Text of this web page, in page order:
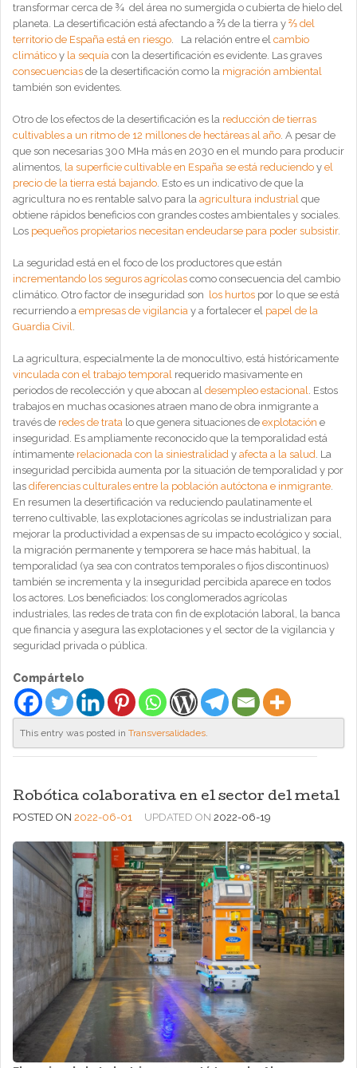
transformar cerca de ¾ del área no sumergida o cubierta de hielo del
planeta. La desertificación está afectando a ⅔ de la tierra y ⅔ del
territorio de España está en riesgo . La relación entre el cambio
climático y la sequía con la desertificación es evidente. Las graves
consecuencias de la desertificación como la migración ambiental
también son evidentes.
Otro de los efectos de la desertificación es la reducción de tierras
cultivables a un ritmo de 12 millones de hectáreas al año . A pesar de
que son necesarias 300 MHa más en 2030 en el mundo para producir
alimentos,
la superficie cultivable en España se está reduciendo y el
precio de la tierra está bajando . Esto es un indicativo de que la
agricultura no es rentable salvo para la agricultura industrial que
obtiene rápidos beneficios con grandes costes ambientales y sociales.
Los pequeños propietarios necesitan endeudarse para poder subsistir.
La seguridad está en el foco de los productores que están
incrementando los seguros agrícolas como consecuencia del cambio
climático. Otro factor de inseguridad son
los hurtos por lo que se está
recurriendo a empresas de vigilancia y a fortalecer el papel de la
Guardia Civil
La agricultura, especialmente la de monocultivo, está históricamente
vinculada con el trabajo temporal requerido masivamente en
periodos de recolección y que abocan al desempleo estacional
. Estos
trabajos en muchas ocasiones atraen mano de obra inmigrante a
través de redes de trata lo que genera situaciones de explotación e
inseguridad. Es ampliamente reconocido que la temporalidad está
íntimamente relacionada con la siniestralidad y afecta a la salud . La
inseguridad percibida aumenta por la situación de temporalidad y por
las diferencias culturales entre la población autóctona e inmigrante
En resumen la desertificación va reduciendo paulatinamente el
terreno cultivable, las explotaciones agrícolas se industrializan para
mejorar la productividad a expensas de su impacto ecológico y social,
la migración permanente y temporera se hace más habitual, la
temporalidad (ya sea con contratos temporales o fijos discontinuos)
también se incrementa y la inseguridad percibida aparece en todos
los actores. Los beneficiados: los conglomerados agrícolas
industriales, las redes de trata con fin de explotación laboral, la banca
que financia y asegura las explotaciones y el sector de la vigilancia y
seguridad privada o pública.
Compártelo
This entry was posted in Transversalidades
Robótica colaborativa en el sector del metal
POSTED ON 2022-06-01 UPDATED ON 2022-06-19